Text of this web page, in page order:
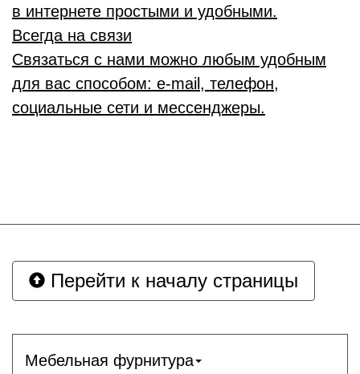
в интернете простыми и удобными.
Всегда на связи
Связаться с нами можно любым удобным
для вас способом: e-mail, телефон,
социальные сети и мессенджеры.
Перейти к началу страницы
Мебельная фурнитура